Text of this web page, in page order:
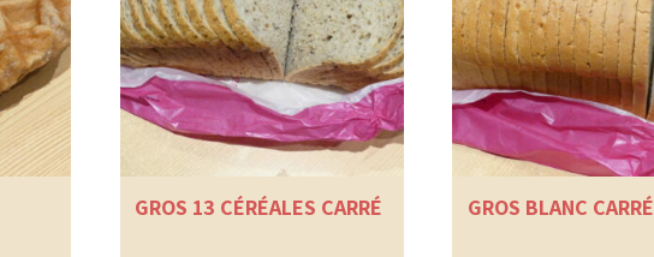
GROS 13 CÉRÉALES CARRÉ GROS BLANC CARRÉ